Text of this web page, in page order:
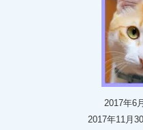
2017年6
2017年11月